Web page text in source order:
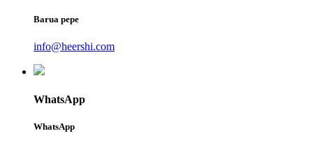
Barua pepe
info@heershi.com
WhatsApp
WhatsApp